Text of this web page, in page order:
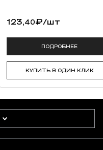
123,40₽/шт
ПОДРОБНЕЕ
КУПИТЬ В ОДИН КЛИК